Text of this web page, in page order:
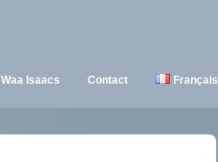
Waa Isaacs Contact Français